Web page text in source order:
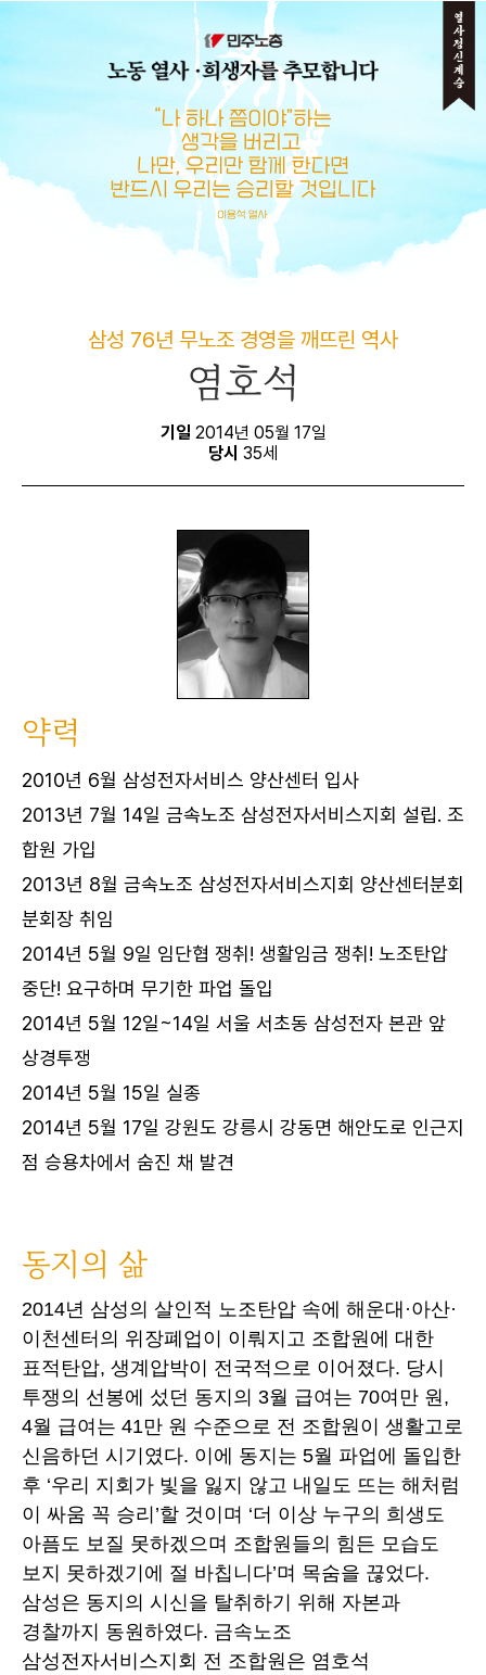
메뉴 건너뛰기
삼성 76년 무노조 경영을 깨뜨린 역사
염호석
기일 2014년 05월 17일
당시 35세
약력
2010년 6월 삼성전자서비스 양산센터 입사
2013년 7월 14일 금속노조 삼성전자서비스지회 설립. 조
합원 가입
2013년 8월 금속노조 삼성전자서비스지회 양산센터분회
분회장 취임
2014년 5월 9일 임단협 쟁취! 생활임금 쟁취! 노조탄압
중단! 요구하며 무기한 파업 돌입
2014년 5월 12일~14일 서울 서초동 삼성전자 본관 앞
상경투쟁
2014년 5월 15일 실종
2014년 5월 17일 강원도 강릉시 강동면 해안도로 인근지
점 승용차에서 숨진 채 발견
동지의 삶
2014년 삼성의 살인적 노조탄압 속에 해운대·아산·
이천센터의 위장폐업이 이뤄지고 조합원에 대한
표적탄압, 생계압박이 전국적으로 이어졌다. 당시
투쟁의 선봉에 섰던 동지의 3월 급여는 70여만 원,
4월 급여는 41만 원 수준으로 전 조합원이 생활고로
신음하던 시기였다. 이에 동지는 5월 파업에 돌입한
후 ‘우리 지회가 빛을 잃지 않고 내일도 뜨는 해처럼
이 싸움 꼭 승리’할 것이며 ‘더 이상 누구의 희생도
아픔도 보질 못하겠으며 조합원들의 힘든 모습도
보지 못하겠기에 절 바칩니다’며 목숨을 끊었다.
삼성은 동지의 시신을 탈취하기 위해 자본과
경찰까지 동원하였다. 금속노조
삼성전자서비스지회 전 조합원은 염호석